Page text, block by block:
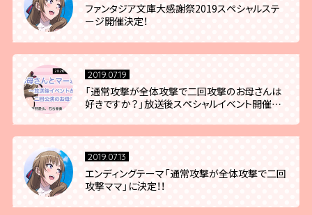
ファンタジア文庫大感謝祭2019スペシャルステ
ージ開催決定！
2019.07.19
「通常攻撃が全体攻撃で二回攻撃のお母さんは
好きですか？」放送後スペシャルイベント開催決
2019.07.13
エンディングテーマ「通常攻撃が全体攻撃で二回
攻撃ママ」に決定！！